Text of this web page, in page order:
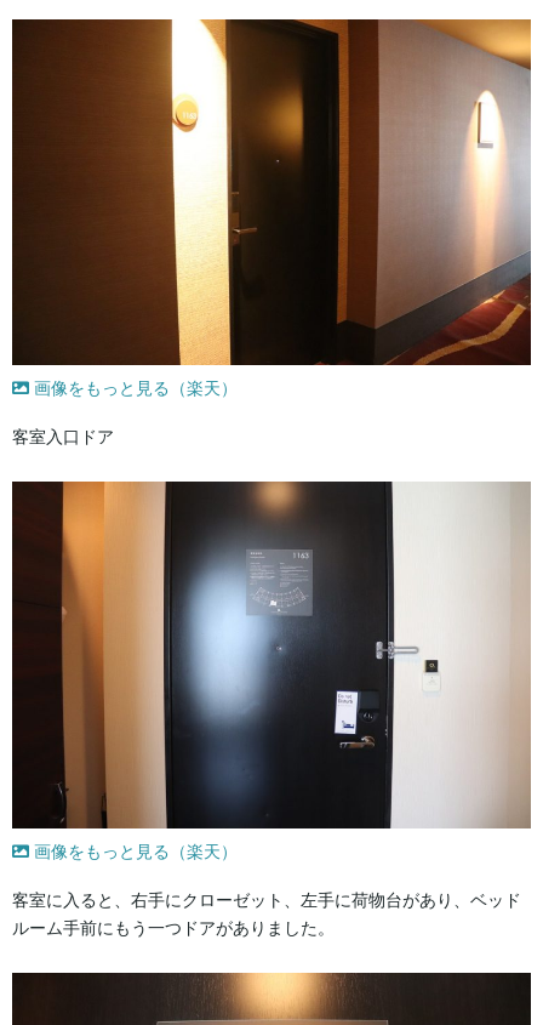
画像をもっと見る（楽天）
客室入口ドア
画像をもっと見る（楽天）
客室に入ると、右手にクローゼット、左手に荷物台があり、ベッド
ルーム手前にもう一つドアがありました。